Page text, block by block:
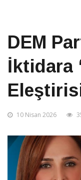
DEM
İktidara
10 Nisan 2026